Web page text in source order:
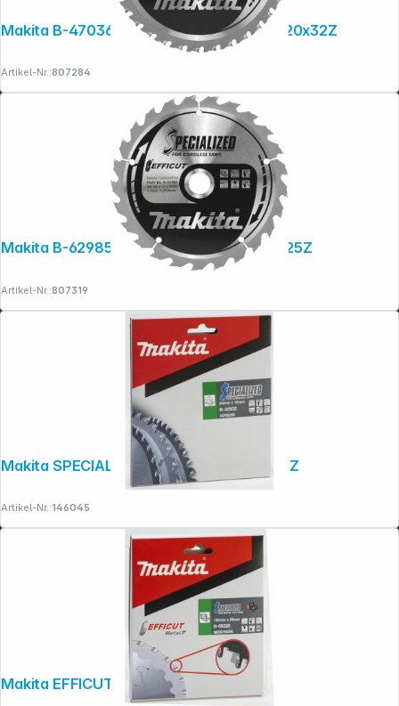
Makita B-47036 Sägeblatt f. Metall 150x20x32Z
Artikel-Nr.:807284
Makita B-62985 EFFICUT Sägeb.165x20x25Z
Artikel-Nr.:807319
Makita SPECIALIZED Sägeblatt 85x15x20Z
Artikel-Nr.:146045
Makita EFFICUT Sägeblatt 150x20x33Z
Folgen Sie uns auf